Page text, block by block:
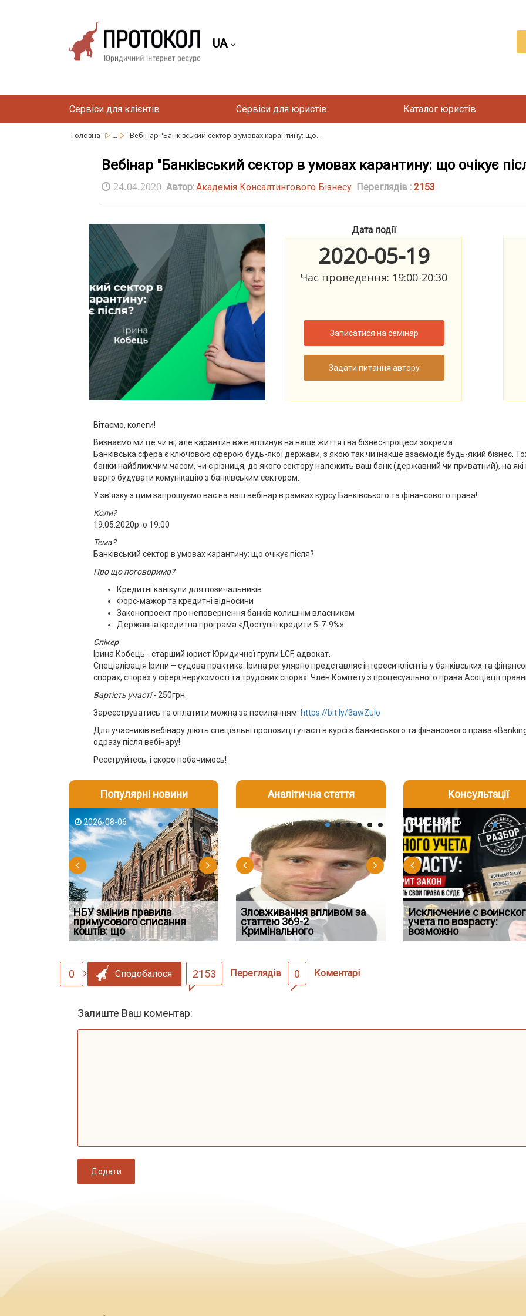
UA
Сервіси для клієнтів Сервіси для юристів Каталог юристів
Головна ... Вебінар "Банківський сектор в умовах карантину: що...
Вебінар "Банківський сектор в умовах карантину: що очікує
24.04.2020 Автор:Академія Консалтингового Бізнесу Переглядів : 2153
Дата події
2020-05-19
Час проведення: 19:00-20:30
Записатися на семінар
Задати питання автору
Вітаємо, колеги!
Визнаємо ми це чи ні, але карантин вже вплинув на наше життя і на бізнес-процеси зокрема.
Банківська сфера є ключовою сферою будь-якої держави, з якою так чи інакше взаємодіє будь-який бізнес.
банки найближчим часом, чи є різниця, до якого сектору належить ваш банк (державний чи приватний), на які
варто будувати комунікацію з банківським сектором.
У зв'язку з цим запрошуємо вас на наш вебінар в рамках курсу Банківського та фінансового права!
Коли?
19.05.2020р. о 19.00
Тема?
Банківський сектор в умовах карантину: що очікує після?
Про що поговоримо?
Кредитні канікули для позичальників
Форс-мажор та кредитні відносини
Законопроект про неповернення банків колишнім власникам
Державна кредитна програма «Доступні кредити 5-7-9%»
Спікер
Ірина Кобець - старший юрист Юридичної групи LCF, адвокат.
Спеціалізація Ірини – судова практика. Ірина регулярно представляє інтереси клієнтів у банківських та
спорах, спорах у сфері нерухомості та трудових спорах. Член Комітету з процесуального права Асоціації
Вартість участі- 250грн.
Зареєструватись та оплатити можна за посиланням: https://bit.ly/3awZulo
Для учасників вебінару діють спеціальні пропозиції участі в курсі з банківського та фінансового права
одразу після вебінару!
Реєструйтесь, і скоро побачимось!
Популярні новини
2026-08-06
НБУ змінив правила
примусового списання
коштів: що
Якщо суд встановив для
відшкодування шкоди
наявніс
2026-08-06
Документи, на яких не
проставляється апостиль:
пер
Аналітична стаття
2026-08-03
Водії можуть отримати
компенсацію за незаконні
дії
2026-08-04
Зловживання впливом за
статтею 369-2
Кримінального
2026-08-04
Переоформлення
відстрочки за іншою
підставою: нов
Консультації
2026-08-05
Особливості захисту у
кримінальному
провадженні: я
2026-08-06
Исключение с
учета по возрасту:
возможно
2026-07-30
Восьмий ААС
підтвердив, що
скас
0 Сподобалося 2153 Переглядів 0 Коментарі
Залиште Ваш коментар:
Додати